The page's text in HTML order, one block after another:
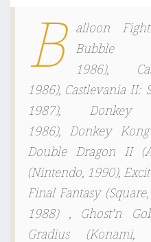
B alloon
Bubble
1986),
1986), Castlevania II:
1987), Donkey
1986), Donkey
Double Dragon II
(Nintendo, 1990),
Final Fantasy
1988) , Ghost’n
Gradius